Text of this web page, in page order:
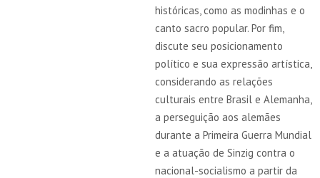
históricas, como as modinhas e o
canto sacro popular. Por fim,
discute seu posicionamento
político e sua expressão artística,
considerando as relações
culturais entre Brasil e Alemanha,
a perseguição aos alemães
durante a Primeira Guerra Mundial
e a atuação de Sinzig contra o
nacional-socialismo a partir da